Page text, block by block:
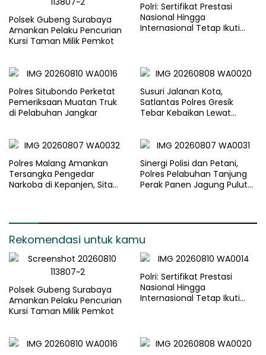
Polsek Gubeng Surabaya
Amankan Pelaku Pencurian
Kursi Taman Milik Pemkot
Polri: Sertifikat Prestasi
Nasional Hingga
Internasional Tetap Ikuti
Polres Situbondo Perketat
Pemeriksaan Muatan Truk
di Pelabuhan Jangkar
Susuri Jalanan Kota,
Satlantas Polres Gresik
Tebar Kebaikan Lewat
Polres Malang Amankan
Tersangka Pengedar
Narkoba di Kepanjen, Sita
Sinergi Polisi dan Petani,
Polres Pelabuhan Tanjung
Perak Panen Jagung Pulut
Rekomendasi untuk kamu
Polsek Gubeng Surabaya
Amankan Pelaku Pencurian
Kursi Taman Milik Pemkot
Polri: Sertifikat Prestasi
Nasional Hingga
Internasional Tetap Ikuti